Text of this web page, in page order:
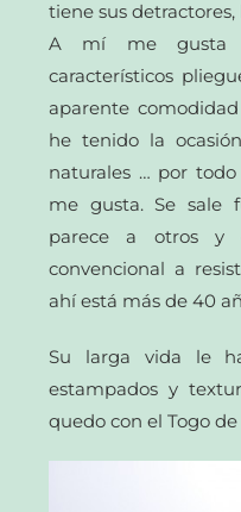
tiene sus detractores,
A mí me gusta
característicos
aparente
he tenido la
naturales … por
me gusta. Se sale
parece a otros y
convencional a
ahí está más de 40
Su larga vida le
estampados y
quedo con el Togo